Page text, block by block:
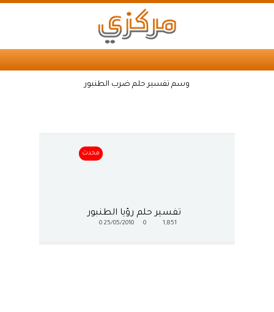
وسم تفسير حلم ضرب الطنبور
محدث
تفسير حلم رؤيا الطنبور
1,851
0
25/05/2010
0